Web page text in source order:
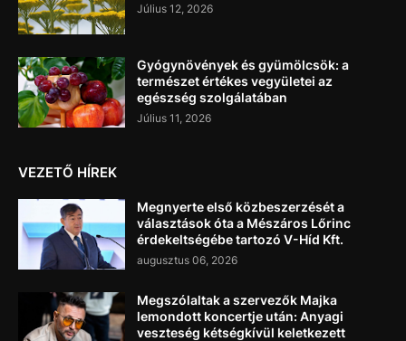
Július 12, 2026
Gyógynövények és gyümölcsök: a
természet értékes vegyületei az
egészség szolgálatában
Július 11, 2026
VEZETŐ HÍREK
Megnyerte első közbeszerzését a
választások óta a Mészáros Lőrinc
érdekeltségébe tartozó V-Híd Kft.
augusztus 06, 2026
Megszólaltak a szervezők Majka
lemondott koncertje után: Anyagi
veszteség kétségkívül keletkezett